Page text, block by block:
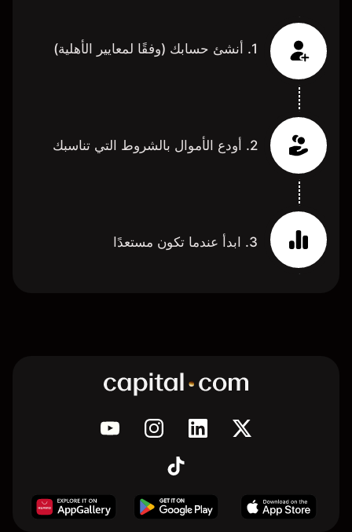
1. أنشئ حسابك (وفقًا لمعايير الأهلية)
2. أودع الأموال بالشروط التي تناسبك
3. ابدأ عندما تكون مستعدًا